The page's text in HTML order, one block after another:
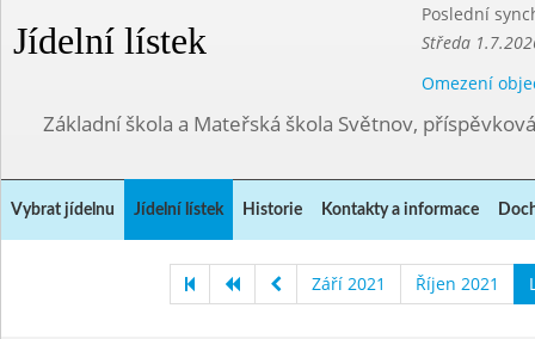
Jídelní lístek
Poslední
Středa
Omezení
Základní škola a Mateřská škola Světnov,
Vybrat jídelnu Jídelní lístek Historie Kontakty a informace
Září 2021 Říjen 2021